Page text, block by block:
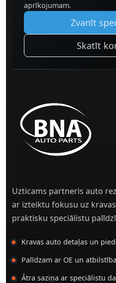
aprīkojumam.
Zvanīt
Skatīt
Uzticams partneris auto
ar izteiktu fokusu uz
praktisku speciālistu
Kravas auto detaļas un
Palīdzam ar OE un
Ātra saziņa ar speciālistu